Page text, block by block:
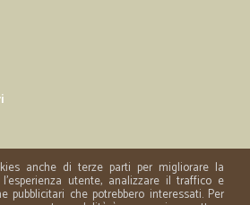
anche di terze parti per migliorare la
l'esperienza utente, analizzare il traffico e
pubblicitari che potrebbero interessati. Per